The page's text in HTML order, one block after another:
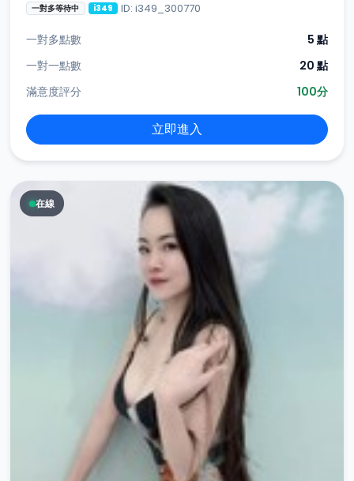
一對多等待中 i349 ID: i349_300770
一對多點數
5 點
一對一點數
20 點
滿意度評分
100分
立即進入
在線